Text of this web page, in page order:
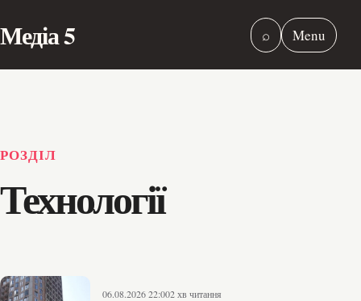
Медіа 5 ⌕ Menu
РОЗДІЛ
Технології
06.08.2026 22:002 хв читання